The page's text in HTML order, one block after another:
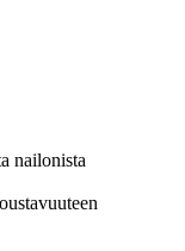
nailonista